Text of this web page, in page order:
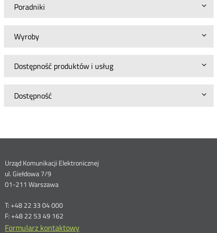
Poradniki
Wyroby
Dostępność produktów i usług
Dostępność
Dane
kontaktowe
Urząd Komunikacji Elektronicznej
ul. Giełdowa 7/9
01-211 Warszawa
T: +48 22 33 04 000
F: +48 22 53 49 162
Formularz kontaktowy